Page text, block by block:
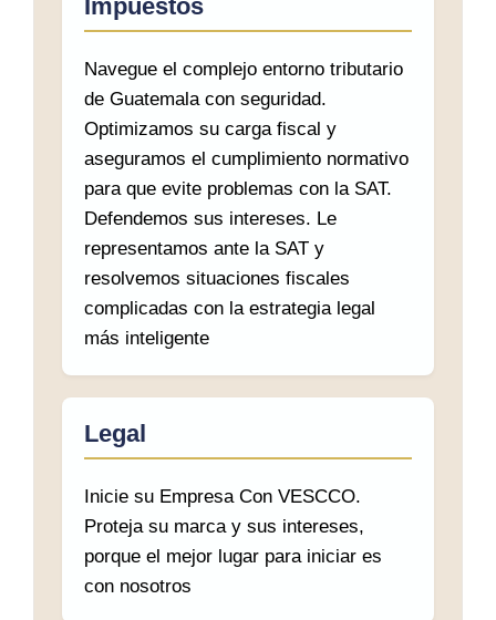
Impuestos
Navegue el complejo entorno tributario
de Guatemala con seguridad.
Optimizamos su carga fiscal y
aseguramos el cumplimiento normativo
para que evite problemas con la SAT.
Defendemos sus intereses. Le
representamos ante la SAT y
resolvemos situaciones fiscales
complicadas con la estrategia legal
más inteligente
Legal
Inicie su Empresa Con VESCCO.
Proteja su marca y sus intereses,
porque el mejor lugar para iniciar es
con nosotros